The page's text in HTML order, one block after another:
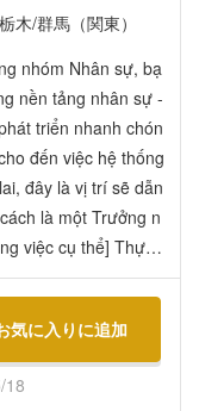
tăng lương trung bì
tích năm 2024). ・
hình thức tăng lươn
bộ nhân viên. ・C
viên. ・Chế độ tra
cuộc họp hàng th
đồng cấp).
lạc bộ (có trợ cấ
văn phòng (có trợ
lạnh và tủ đồ ăn v
・Hỗ trợ chi phí đi
・Được mặc trang p
木/群馬（関東）
nhóm Nhân sự, bạ
nền tảng nhân sự -
triển nhanh chón
đây là vị trí sẽ dẫn
là một Trưởng n
động thực tế như
làm thủ tục bảo hi
các quy định về l
khai và cải tiến v
sự (hệ thống quả
気に入りに追加
18